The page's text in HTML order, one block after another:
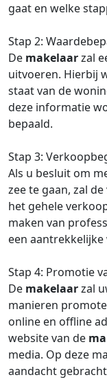
gaat en welke
Stap 2:
De makelaarzal
uitvoeren. Hierbij
staat van de
deze informatie
bepaald.
Stap 3:
Als u besluit om
zee te gaan, zal de
het gehele
maken van
een
Stap 4: Promotie
De makelaarzal
manieren
online en offline
website van de
media. Op deze
aandacht